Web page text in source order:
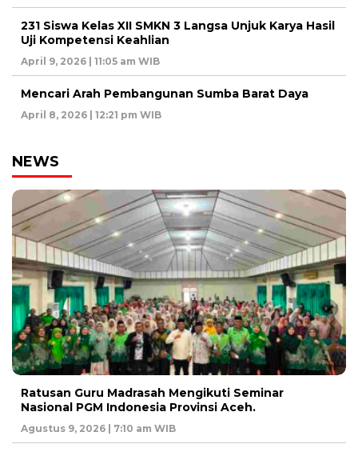
231 Siswa Kelas XII SMKN 3 Langsa Unjuk Karya Hasil
Uji Kompetensi Keahlian
April 9, 2026 | 11:05 am WIB
Mencari Arah Pembangunan Sumba Barat Daya
April 8, 2026 | 12:21 pm WIB
NEWS
Ratusan Guru Madrasah Mengikuti Seminar
Nasional PGM Indonesia Provinsi Aceh.
Agustus 9, 2026 | 7:10 am WIB